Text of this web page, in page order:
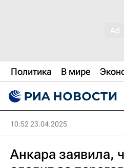
Политика В мире
10:52 23.04.2025
Анкара заявила,